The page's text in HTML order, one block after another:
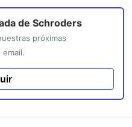
de Schroders
próximas